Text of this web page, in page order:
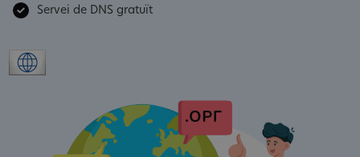
Servei de DNS gratuït